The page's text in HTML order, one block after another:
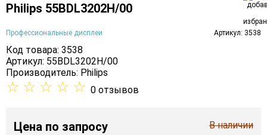
Philips 55BDL3202H/00
Профессиональные дисплеи Артикул: 3538
Код товара: 3538
Артикул: 55BDL3202H/00
Производитель: Philips
☆ ☆ ☆ ☆ ☆ 0 отзывов
Цена по запросу В наличии